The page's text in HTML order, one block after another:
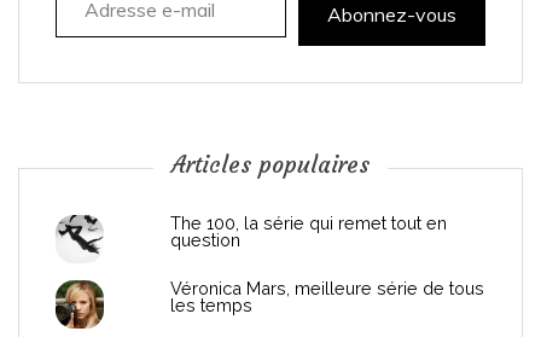
Abonnez-vous
Articles populaires
The 100, la série qui remet tout en
question
Véronica Mars, meilleure série de tous
les temps